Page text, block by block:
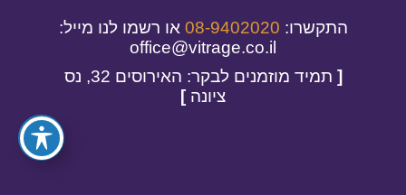
התקשרו: 08-9402020 או רשמו לנו מייל:
office@vitrage.co.il
[
תמיד מוזמנים לבקר: האירוסים 32, נס
ציונה ]